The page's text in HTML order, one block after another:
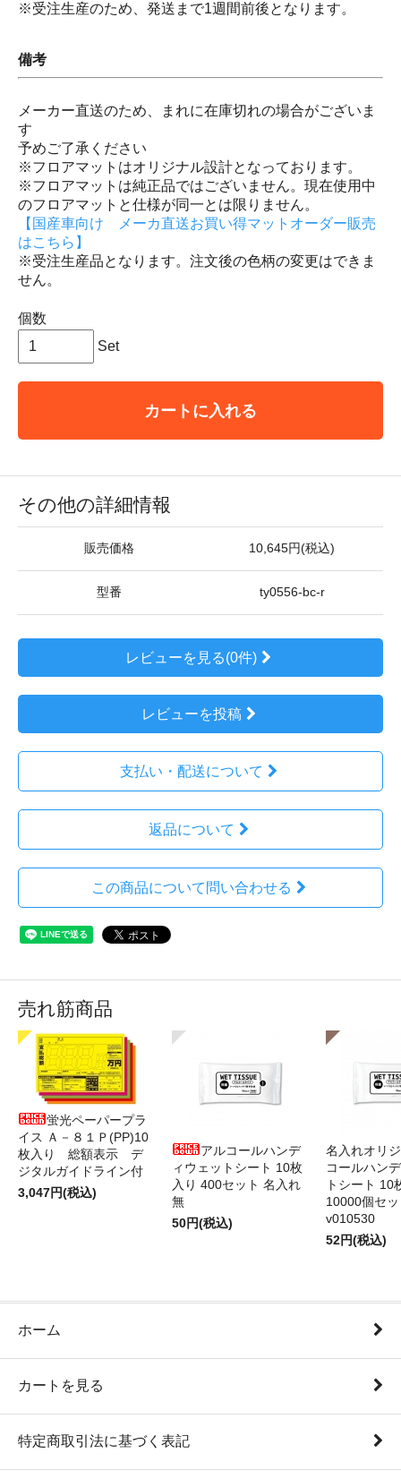
※受注生産のため、発送まで1週間前後となります。
備考
メーカー直送のため、まれに在庫切れの場合がございま
す
予めご了承ください
※フロアマットはオリジナル設計となっております。
※フロアマットは純正品ではございません。現在使用中
のフロアマットと仕様が同一とは限りません。
【国産車向け メーカ直送お買い得マットオーダー販売
はこちら】
※受注生産品となります。注文後の色柄の変更はできま
せん。
個数
Set
カートに入れる
その他の詳細情報
販売価格 10,645円(税込)
型番 ty0556-bc-r
レビューを見る(0件)
レビューを投稿
支払い・配送について
返品について
この商品について問い合わせる
売れ筋商品
蛍光ペーパープラ
イス Ａ－８１Ｐ(PP)10
枚入り 総額表示 デ
ジタルガイドライン付
3,047円(税込)
アルコールハンデ
ィウェットシート 10枚
入り 400セット 名入れ
無
50円(税込)
名入れオリ
コールハン
トシート 10
10000個セ
v010530
52円(税込)
ホーム
カートを見る
特定商取引法に基づく表記